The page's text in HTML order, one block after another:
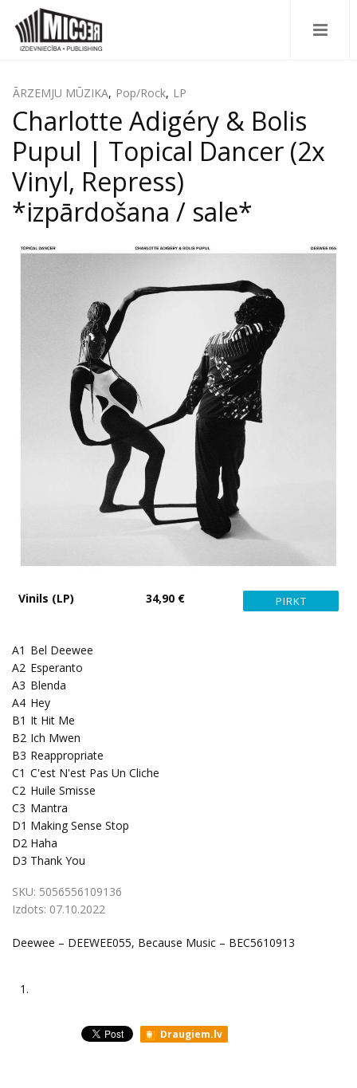
ĀRZEMJU MŪZIKA, Pop/Rock, LP
Charlotte Adigéry & Bolis
Pupul | Topical Dancer (2x
Vinyl, Repress)
*izpārdošana / sale*
Vinils (LP) 34,90 €
A1 Bel Deewee
A2 Esperanto
A3 Blenda
A4 Hey
B1 It Hit Me
B2 Ich Mwen
B3 Reappropriate
C1 C'est N'est Pas Un Cliche
C2 Huile Smisse
C3 Mantra
D1 Making Sense Stop
D2 Haha
D3 Thank You
SKU: 5056556109136
Izdots: 07.10.2022
Deewee – DEEWEE055, Because Music – BEC5610913
1.
Draugiem.lv